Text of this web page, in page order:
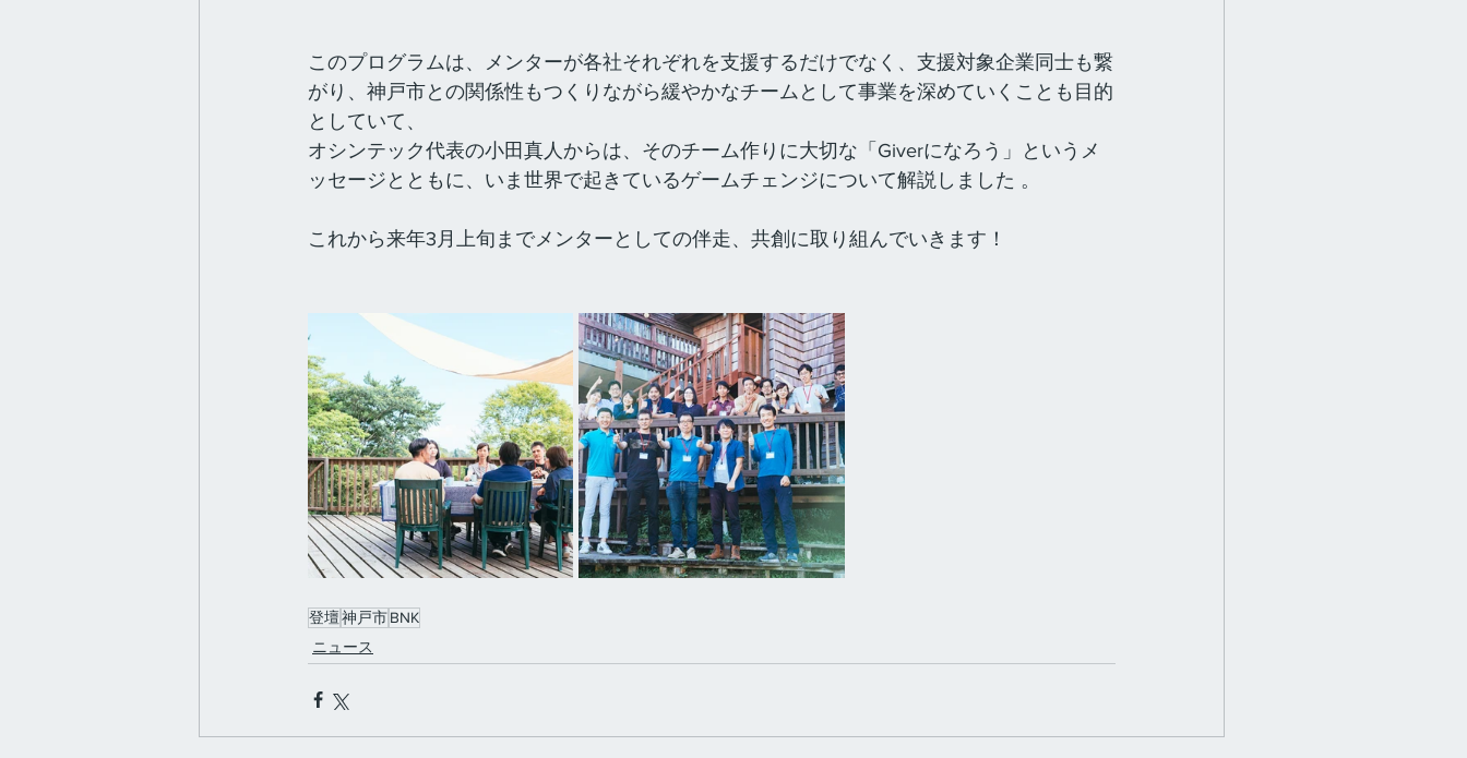
このプログラムは、メンターが各社それぞれを支援するだけでなく、支援対象企業同士も繋
がり、神戸市との関係性もつくりながら緩やかなチームとして事業を深めていくことも目的
としていて、
オシンテック代表の小田真人からは、そのチーム作りに大切な「Giverになろう」というメ
ッセージとともに、いま世界で起きているゲームチェンジについて解説しました 。
これから来年3月上旬までメンターとしての伴走、共創に取り組んでいきます！
登壇神戸市BNK
ニュース